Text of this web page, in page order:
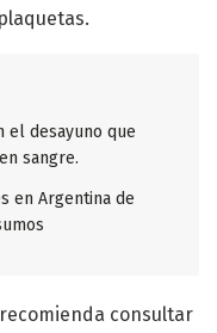
el desayuno que
sangre.
en Argentina de
consultar